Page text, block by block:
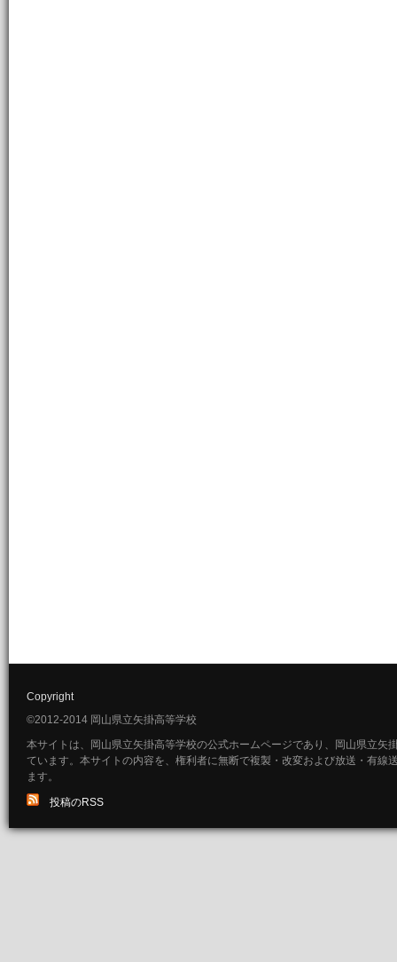
Copyright
©2012-2014 岡山県立矢掛高等学校
本サイトは、岡山県立矢掛高等学校の公式ホームページであり、岡山県立矢
ています。本サイトの内容を、権利者に無断で複製・改変および放送・有線
ます。
投稿のRSS